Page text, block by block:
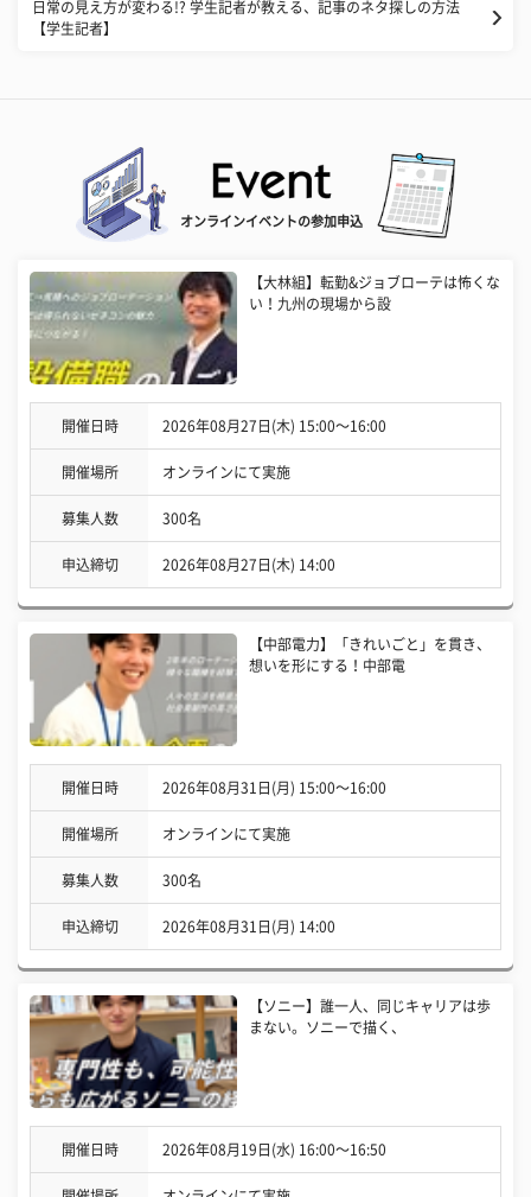
日常の見え方が変わる!? 学生記者が教える、記事のネタ探しの方法
【学生記者】
オンラインイベントの参加申込
【大林組】転勤&ジョブローテは怖くな
い！九州の現場から設
開催日時 2026年08月27日(木) 15:00〜16:00
開催場所 オンラインにて実施
募集人数 300名
申込締切 2026年08月27日(木) 14:00
【中部電力】「きれいごと」を貫き、
想いを形にする！中部電
開催日時 2026年08月31日(月) 15:00〜16:00
開催場所 オンラインにて実施
募集人数 300名
申込締切 2026年08月31日(月) 14:00
【ソニー】誰一人、同じキャリアは歩
まない。ソニーで描く、
開催日時 2026年08月19日(水) 16:00〜16:50